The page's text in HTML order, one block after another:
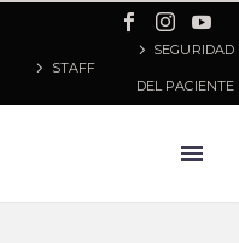
STAFF
SEGURIDAD
DEL PACIENTE